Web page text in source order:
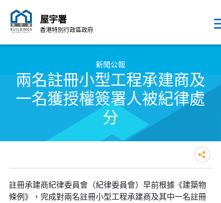
屋宇署
香港特別行政區政府
新聞公報
兩名註冊小型工程承建商及
一名獲授權簽署人被紀律處
分
兩名註冊小型工程承建商及一名獲
授權簽署人被紀律處分
註冊承建商紀律委員會（紀律委員會）早前根據《建築物
條例》，完成對兩名註冊小型工程承建商及其中一名註冊